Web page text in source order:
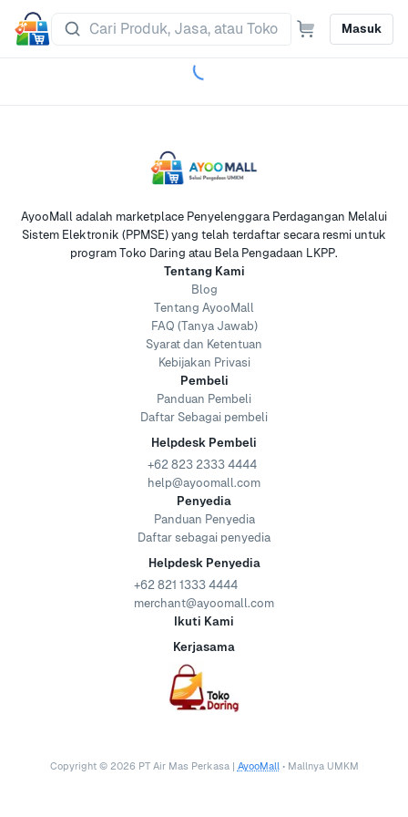
Masuk
AyooMall adalah marketplace Penyelenggara Perdagangan Melalui
Sistem Elektronik (PPMSE) yang telah terdaftar secara resmi untuk
program Toko Daring atau Bela Pengadaan LKPP.
Tentang Kami
Blog
Tentang AyooMall
FAQ (Tanya Jawab)
Syarat dan Ketentuan
Kebijakan Privasi
Pembeli
Panduan Pembeli
Daftar Sebagai pembeli
Helpdesk Pembeli
+62 823 2333 4444
help@ayoomall.com
Penyedia
Panduan Penyedia
Daftar sebagai penyedia
Helpdesk Penyedia
+62 821 1333 4444
merchant@ayoomall.com
Ikuti Kami
Kerjasama
Copyright © 2026 PT Air Mas Perkasa | AyooMall • Mallnya UMKM